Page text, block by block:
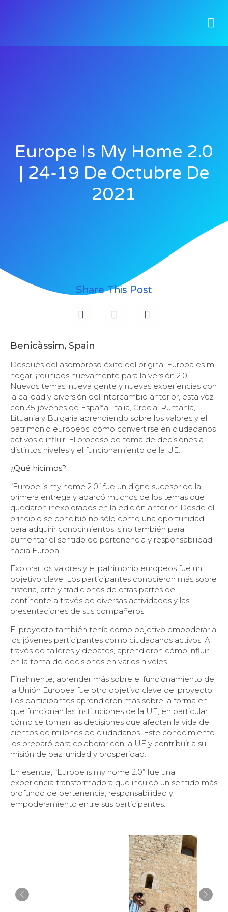
Europe Is My Home 2.0
| 24-19 De Octubre De
2021
Share This Post
Benicàssim, Spain
Después del asombroso éxito del original Europa es mi
hogar, ¡reunidos nuevamente para la versión 2.0!
Nuevos temas, nueva gente y nuevas experiencias con
la calidad y diversión del intercambio anterior, esta vez
con 35 jóvenes de España, Italia, Grecia, Rumanía,
Lituania y Bulgaria aprendiendo sobre los valores y el
patrimonio europeos, cómo convertirse en ciudadanos
activos e influir. El proceso de toma de decisiones a
distintos niveles y el funcionamiento de la UE.
¿Qué hicimos?
“Europe is my home 2.0” fue un digno sucesor de la
primera entrega y abarcó muchos de los temas que
quedaron inexplorados en la edición anterior. Desde el
principio se concibió no sólo como una oportunidad
para adquirir conocimientos, sino también para
aumentar el sentido de pertenencia y responsabilidad
hacia Europa.
Explorar los valores y el patrimonio europeos fue un
objetivo clave. Los participantes conocieron más sobre
historia, arte y tradiciones de otras partes del
continente a través de diversas actividades y las
presentaciones de sus compañeros.
El proyecto también tenía como objetivo empoderar a
los jóvenes participantes como ciudadanos activos. A
través de talleres y debates, aprendieron cómo influir
en la toma de decisiones en varios niveles.
Finalmente, aprender más sobre el funcionamiento de
la Unión Europea fue otro objetivo clave del proyecto.
Los participantes aprendieron más sobre la forma en
que funcionan las instituciones de la UE, en particular
cómo se toman las decisiones que afectan la vida de
cientos de millones de ciudadanos. Este conocimiento
los preparó para colaborar con la UE y contribuir a su
misión de paz, unidad y prosperidad.
En esencia, “Europe is my home 2.0” fue una
experiencia transformadora que inculcó un sentido más
profundo de pertenencia, responsabilidad y
empoderamiento entre sus participantes.